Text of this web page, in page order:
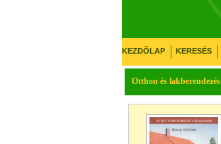
KEZDŐLAP KERESÉS
Otthon és lakberendezés